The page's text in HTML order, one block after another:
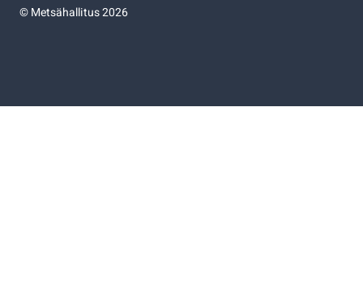
©Metsähallitus 2026